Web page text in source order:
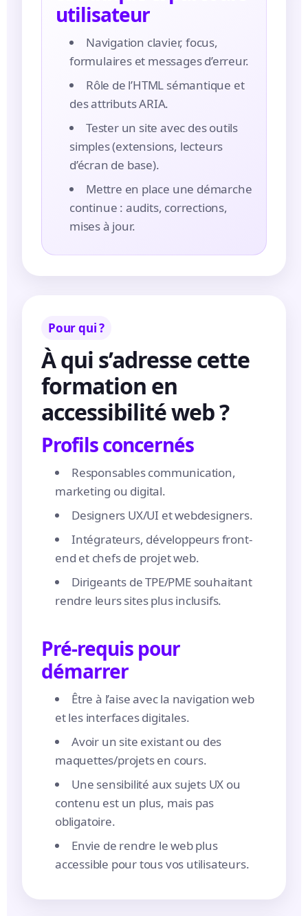
utilisateur
Navigation clavier, focus,
formulaires et messages d’erreur.
Rôle de l’HTML sémantique et
des attributs ARIA.
Tester un site avec des outils
simples (extensions, lecteurs
d’écran de base).
Mettre en place une démarche
continue : audits, corrections,
mises à jour.
Pour qui ?
À qui s’adresse cette
formation en
accessibilité web ?
Profils concernés
Responsables communication,
marketing ou digital.
Designers UX/UI et webdesigners.
Intégrateurs, développeurs front-
end et chefs de projet web.
Dirigeants de TPE/PME souhaitant
rendre leurs sites plus inclusifs.
Pré-requis pour
démarrer
Être à l’aise avec la navigation web
et les interfaces digitales.
Avoir un site existant ou des
maquettes/projets en cours.
Une sensibilité aux sujets UX ou
contenu est un plus, mais pas
obligatoire.
Envie de rendre le web plus
accessible pour tous vos utilisateurs.